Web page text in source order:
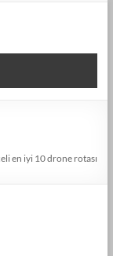
en iyi 10 drone rotası